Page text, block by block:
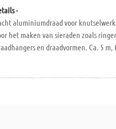
-
aluminiumdraad voor
het maken van sieraden zoals
en draadvormen. Ca. 5 m,